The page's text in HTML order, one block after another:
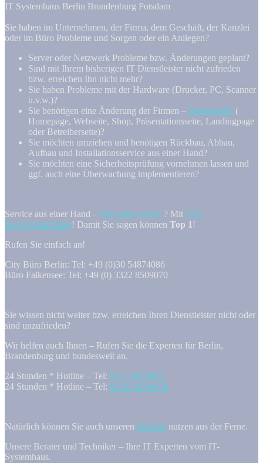
IT Systemhaus Berlin Brandenburg Potsdam
Sie haben im Unternehmen, der Firma, dem Geschäft, der Kanzlei
oder im Büro Probleme und Sorgen oder ein Anliegen?
Server oder Netzwerk Probleme bzw. Änderungen geplant?
Sind mit Ihrem bisherigen IT Dienstleister nicht zufrieden
bzw. erreichen Ihn nicht mehr?
Sie haben Probleme mit der Hardware (Drucker, PC, Scanner
u.v.w.)?
Sie benötigen eine Änderung der Firmen – Internetseite (
Homepage, Webseite, Shop, Präsentationsseite, Landingpage
oder Betreiberseite)?
Sie möchten umziehen und benötigen Rückbau, Abbau,
Aufbau und Installationsservice aus einer Hand?
Sie möchten eine Sicherheitsprüfung vornehmen lassen und
ggf. auch eine Überwachung implementieren?
Service aus einer Hand – Wie gehts weiter ? Mit IHR
Servicemitarbeiter! Damit Sie sagen können Top 1 !
Rufen Sie einfach an!
City Büro Berlin: Tel: +49 (0)30 54874086
Büro Falkensee: Tel: +49 (0) 3322 8509070
Sie wissen nicht weiter bzw. erreichen Ihren Dienstleister nicht oder
sind unzufrieden?
Wir helfen auch Ihnen – Rufen Sie die Experten für Berlin,
Brandenburg und bundesweit an.
24 Stunden * Hotline – Tel: 030 54874086
24 Stunden * Hotline – Tel: 03322 8509070
Natürlich können Sie auch unseren Support nutzen aus der Ferne.
Unsere Berater und Techniker – Ihre IT Experten vom IT-
Systemhaus.